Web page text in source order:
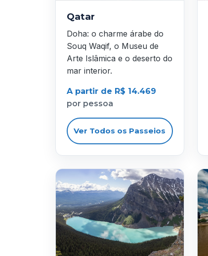
Qatar
Doha: o charme árabe do
Souq Waqif, o Museu de
Arte Islâmica e o deserto do
mar interior.
A partir de R$ 14.469
por pessoa
Ver Todos os Passeios